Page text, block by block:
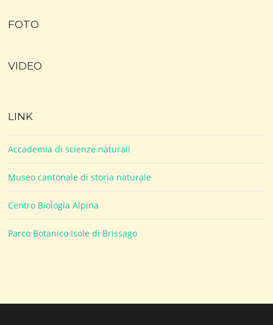
FOTO
VIDEO
LINK
Accademia di scienze naturali
Museo cantonale di storia naturale
Centro Biologia Alpina
Parco Botanico Isole di Brissago